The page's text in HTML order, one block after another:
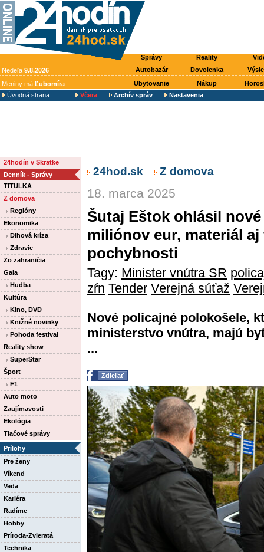
Správy Reality
Nedeľa 9.8.2026 Autobazár Dovolenka
Meniny má Ľubomíra Ubytovanie Nákup
Úvodná strana
Včera Archív správ Nastavenia
24hodín v Skratke
Denník - Správy
TITULKA
Z domova
Regióny
Ekonomika
Dlhová kríza
Zdravie
Zo zahraničia
Gala
Hudba
Kultúra
Kino, DVD
Knižné novinky
Pohoda festival
Reality show
SuperStar
Šport
F1
Auto moto
Zaujímavosti
Ekológia
Tlačové správy
Prílohy
Pre ženy
Víkend
Veda
Kariéra
Radíme
Hobby
Príroda-Zvieratá
Technika
24hod.sk Z domova
18. marca 2025
Šutaj Eštok ohlásil
miliónov eur, materiál
pochybnosti
Tagy: Minister vnútra SR
zŕn Tender Verejná súťaž
Nové policajné polokošele,
ministerstvo vnútra, majú
...
Zdieľať